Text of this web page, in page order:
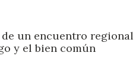
un encuentro regional
y el bien común